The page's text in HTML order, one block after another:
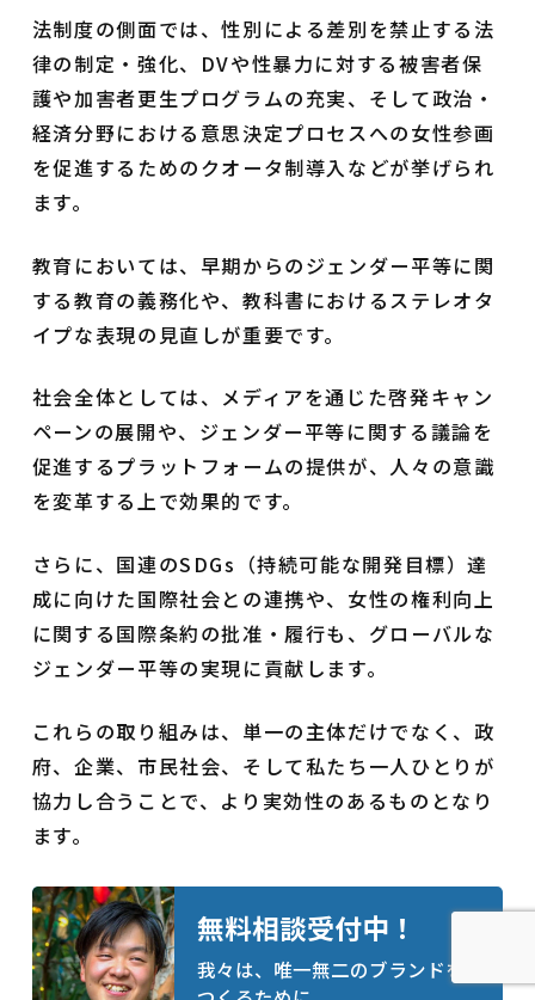
法制度の側面では、性別による差別を禁止する法
律の制定・強化、DVや性暴力に対する被害者保
護や加害者更生プログラムの充実、そして政治・
経済分野における意思決定プロセスへの女性参画
を促進するためのクオータ制導入などが挙げられ
ます。
教育においては、早期からのジェンダー平等に関
する教育の義務化や、教科書におけるステレオタ
イプな表現の見直しが重要です。
社会全体としては、メディアを通じた啓発キャン
ペーンの展開や、ジェンダー平等に関する議論を
促進するプラットフォームの提供が、人々の意識
を変革する上で効果的です。
さらに、国連のSDGs（持続可能な開発目標）達
成に向けた国際社会との連携や、女性の権利向上
に関する国際条約の批准・履行も、グローバルな
ジェンダー平等の実現に貢献します。
これらの取り組みは、単一の主体だけでなく、政
府、企業、市民社会、そして私たち一人ひとりが
協力し合うことで、より実効性のあるものとなり
ます。
無料相談受付中！
我々は、唯一無二のブランドを